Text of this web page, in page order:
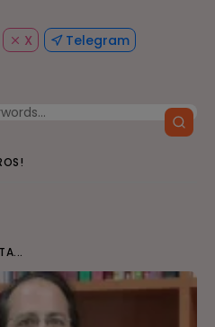
X Telegram